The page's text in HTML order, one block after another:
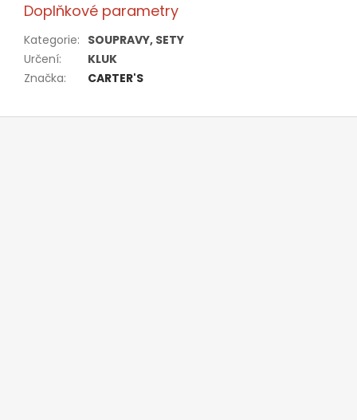
Doplňkové parametry
Kategorie: SOUPRAVY, SETY
Určení:
KLUK
Značka: CARTER'S
Z